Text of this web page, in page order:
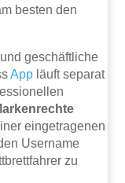
besten den
geschäftliche
App läuft separat
eingetragenen
Username
zu